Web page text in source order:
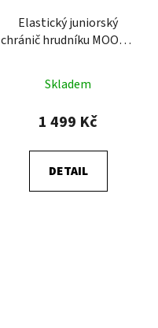
Elastický juniorský
chránič hrudníku MOOTO
Skladem
1 499 Kč
DETAIL